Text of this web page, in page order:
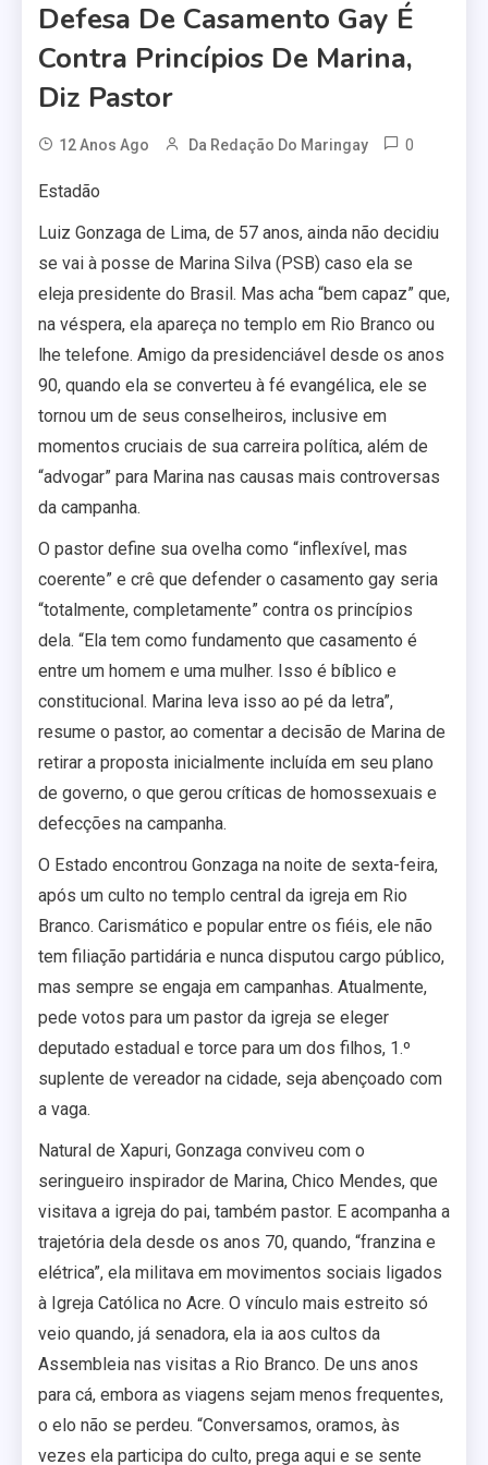
Defesa De Casamento Gay É
Contra Princípios De Marina,
Diz Pastor
12 Anos Ago Da Redação Do Maringay 0
Estadão
Luiz Gonzaga de Lima, de 57 anos, ainda não decidiu
se vai à posse de Marina Silva (PSB) caso ela se
eleja presidente do Brasil. Mas acha “bem capaz” que,
na véspera, ela apareça no templo em Rio Branco ou
lhe telefone. Amigo da presidenciável desde os anos
90, quando ela se converteu à fé evangélica, ele se
tornou um de seus conselheiros, inclusive em
momentos cruciais de sua carreira política, além de
“advogar” para Marina nas causas mais controversas
da campanha.
O pastor define sua ovelha como “inflexível, mas
coerente” e crê que defender o casamento gay seria
“totalmente, completamente” contra os princípios
dela. “Ela tem como fundamento que casamento é
entre um homem e uma mulher. Isso é bíblico e
constitucional. Marina leva isso ao pé da letra”,
resume o pastor, ao comentar a decisão de Marina de
retirar a proposta inicialmente incluída em seu plano
de governo, o que gerou críticas de homossexuais e
defecções na campanha.
O Estado encontrou Gonzaga na noite de sexta-feira,
após um culto no templo central da igreja em Rio
Branco. Carismático e popular entre os fiéis, ele não
tem filiação partidária e nunca disputou cargo público,
mas sempre se engaja em campanhas. Atualmente,
pede votos para um pastor da igreja se eleger
deputado estadual e torce para um dos filhos, 1.º
suplente de vereador na cidade, seja abençoado com
a vaga.
Natural de Xapuri, Gonzaga conviveu com o
seringueiro inspirador de Marina, Chico Mendes, que
visitava a igreja do pai, também pastor. E acompanha a
trajetória dela desde os anos 70, quando, “franzina e
elétrica”, ela militava em movimentos sociais ligados
à Igreja Católica no Acre. O vínculo mais estreito só
veio quando, já senadora, ela ia aos cultos da
Assembleia nas visitas a Rio Branco. De uns anos
para cá, embora as viagens sejam menos frequentes,
o elo não se perdeu. “Conversamos, oramos, às
vezes ela participa do culto, prega aqui e se sente